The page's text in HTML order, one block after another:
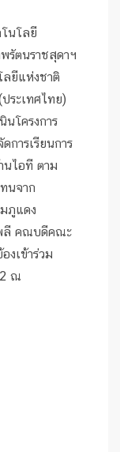
นโลยี
รัตนราชสุดาฯ
ลยีแห่งชาติ
ระเทศไทย)
นโครงการ
การเรียนการ
นไอที ตาม
นจาก
ภูแดง
ลี คณบดีคณะ
งเข้าร่วม
ณ